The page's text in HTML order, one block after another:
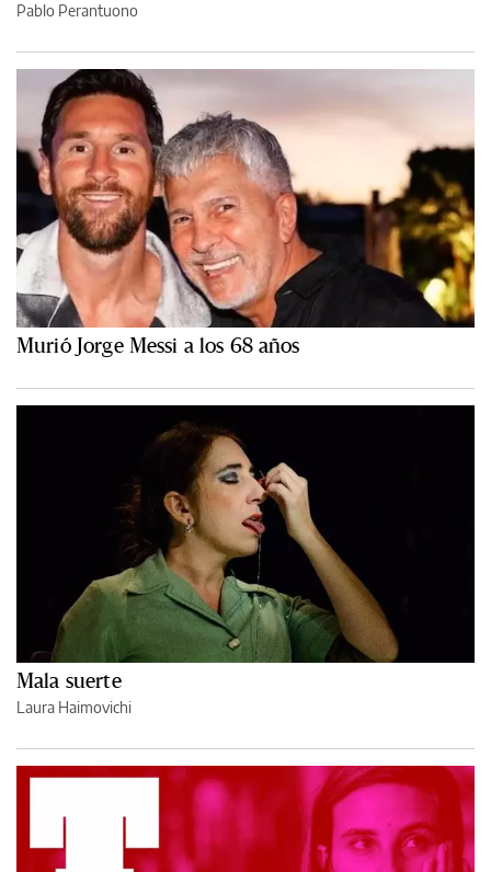
Pablo Perantuono
Murió Jorge Messi a los 68 años
Mala suerte
Laura Haimovichi